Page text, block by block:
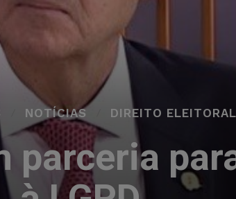
NOTÍCIAS DIREITO ELEITORAL
parceria